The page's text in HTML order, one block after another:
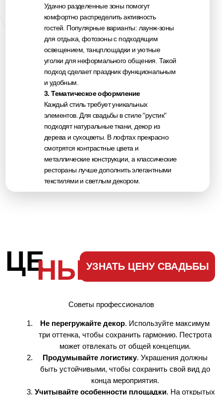
Удачно разделенные зоны помогут
комфортно распределить активность
гостей. Популярные варианты: лаунж-зоны
для отдыха, фотозоны с подходящим
освещением, танцплощадки и уютные
уголки для неформального общения. Такой
подход сделает праздник функциональным
и удобным.
3. Тематическое оформление
Каждый стиль требует уникальных
элементов. Для свадьбы в стиле "рустик"
подходят натуральные ткани, декор из
дерева и сухоцветы. В лофтах прекрасно
смотрятся контрастные цвета и
металлические конструкции, а классические
рестораны лучше дополнить элегантными
текстилями и светлым декором.
конца мероприятия.
площадках добавьте антураж зелени, а в
ресторанах играйте с текстилем и подсветкой.
Эти нюансы помогут создать не просто красивую свадьбу, а
каждому гостю.